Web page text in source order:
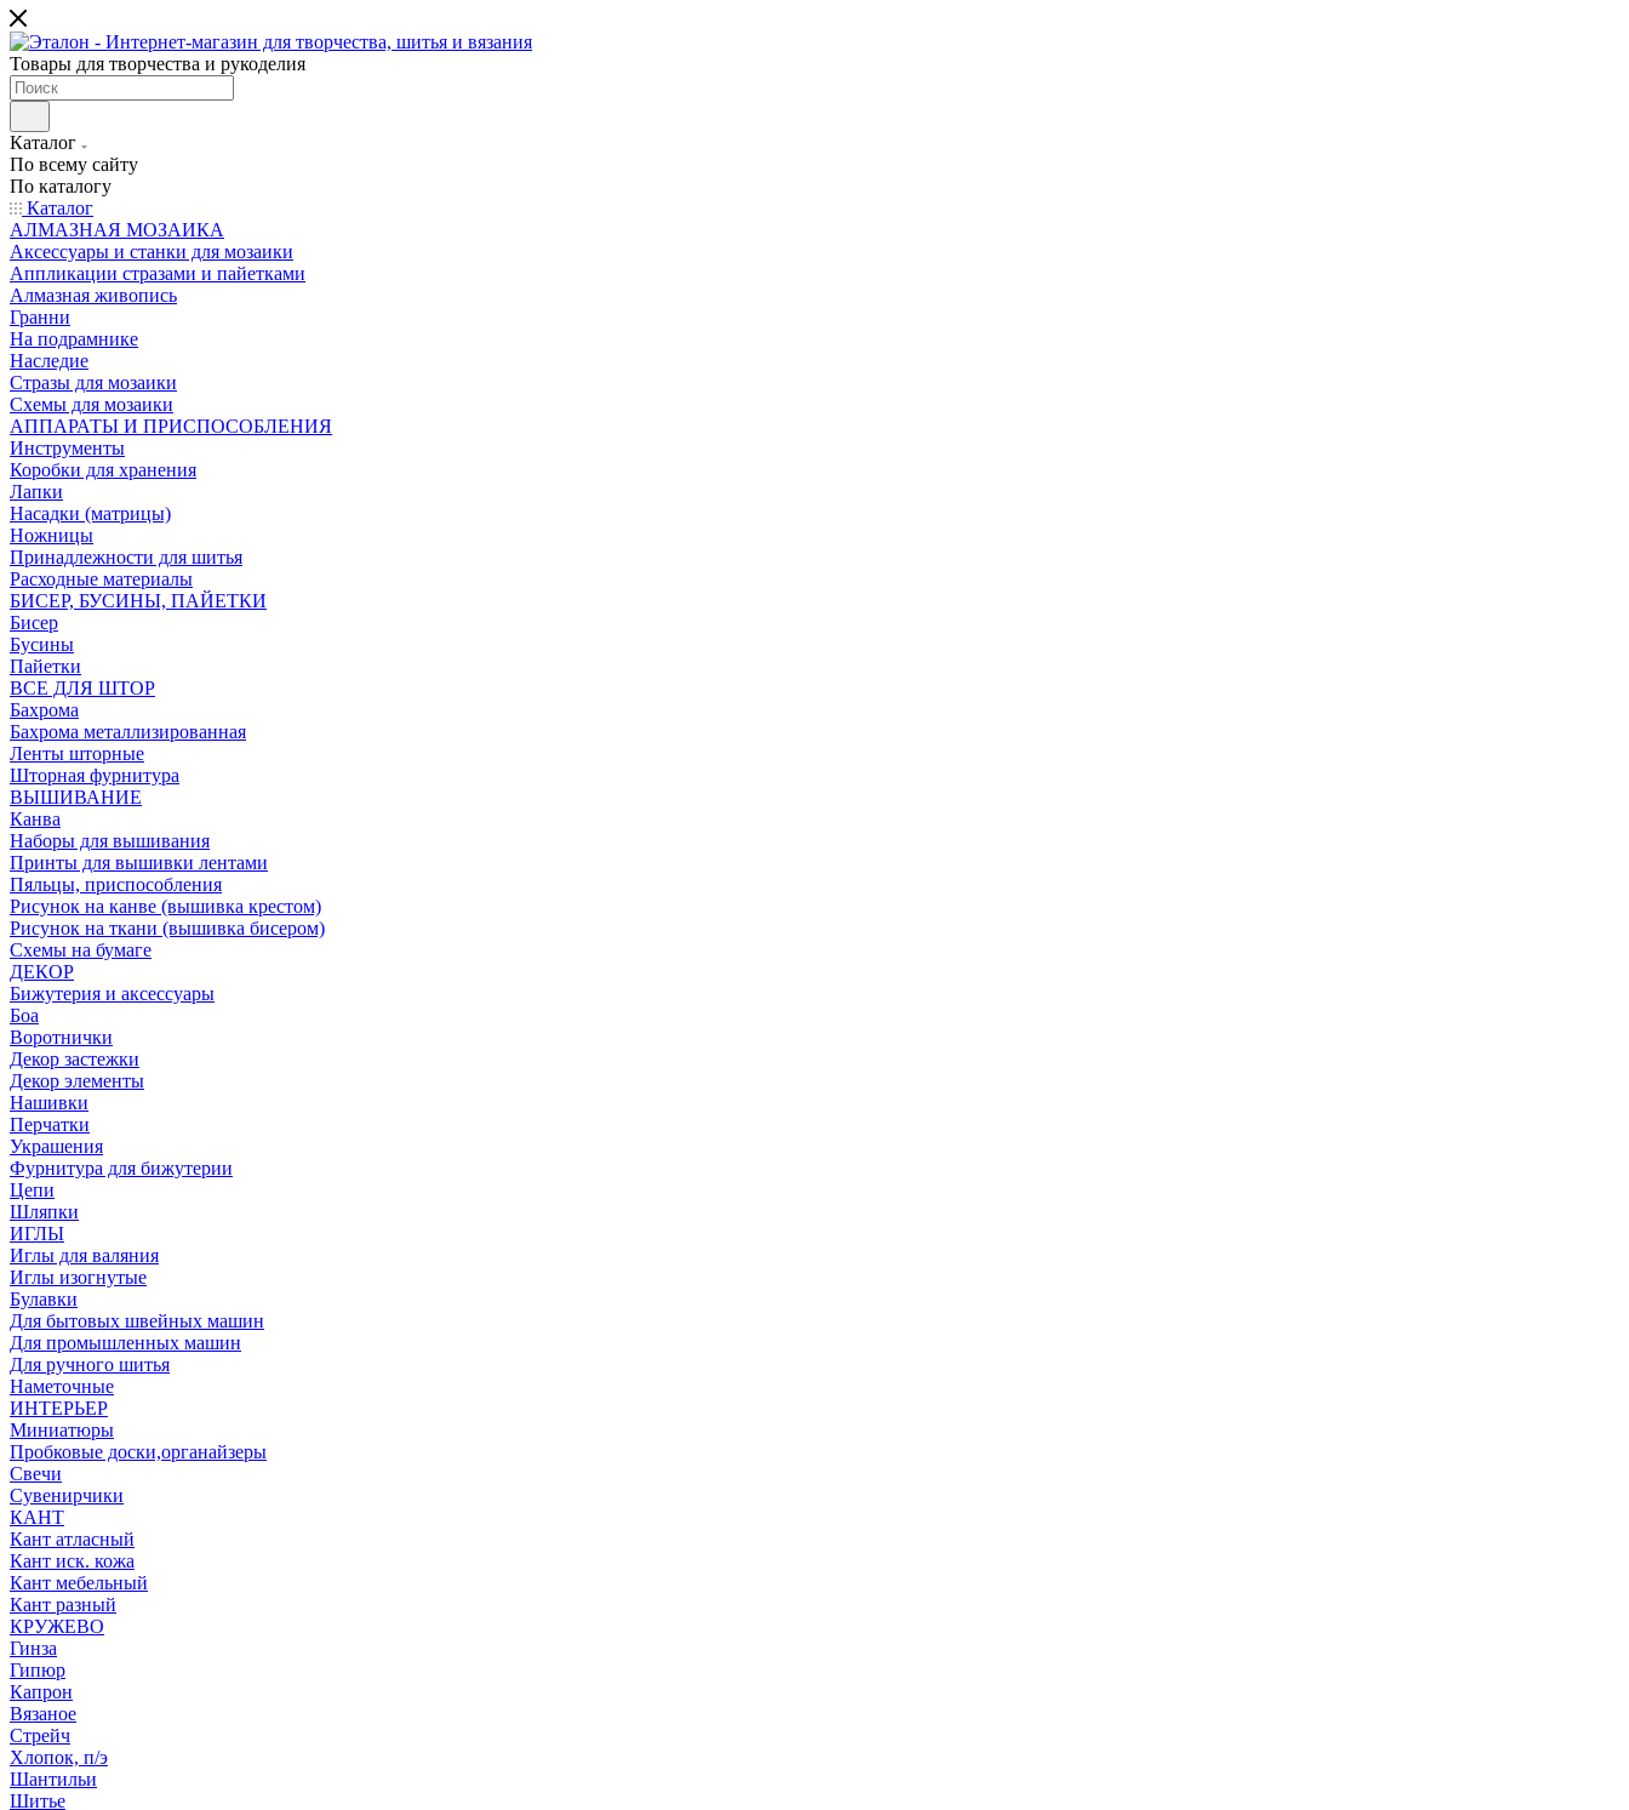
Товары для творчества и рукоделия
Каталог
По всему сайту
По каталогу
Каталог
АЛМАЗНАЯ МОЗАИКА
Аксессуары и станки для мозаики
Аппликации стразами и пайетками
Алмазная живопись
Гранни
На подрамнике
Наследие
Стразы для мозаики
Схемы для мозаики
АППАРАТЫ И ПРИСПОСОБЛЕНИЯ
Инструменты
Коробки для хранения
Лапки
Насадки (матрицы)
Ножницы
Принадлежности для шитья
Расходные материалы
БИСЕР, БУСИНЫ, ПАЙЕТКИ
Бисер
Бусины
Пайетки
ВСЕ ДЛЯ ШТОР
Бахрома
Бахрома металлизированная
Ленты шторные
Шторная фурнитура
ВЫШИВАНИЕ
Канва
Наборы для вышивания
Принты для вышивки лентами
Пяльцы, приспособления
Рисунок на канве (вышивка крестом)
Рисунок на ткани (вышивка бисером)
Схемы на бумаге
ДЕКОР
Бижутерия и аксессуары
Боа
Воротнички
Декор застежки
Декор элементы
Нашивки
Перчатки
Украшения
Фурнитура для бижутерии
Цепи
Шляпки
ИГЛЫ
Иглы для валяния
Иглы изогнутые
Булавки
Для бытовых швейных машин
Для промышленных машин
Для ручного шитья
Наметочные
ИНТЕРЬЕР
Миниатюры
Пробковые доски,органайзеры
Свечи
Сувенирчики
КАНТ
Кант атласный
Кант иск. кожа
Кант мебельный
Кант разный
КРУЖЕВО
Гинза
Гипюр
Капрон
Вязаное
Стрейч
Хлопок, п/э
Шантильи
Шитье